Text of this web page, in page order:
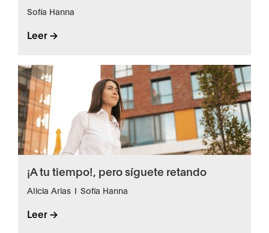
Sofía Hanna
Leer ->
¡A tu tiempo!, pero síguete retando
Alicia Arias I Sofía Hanna
Leer ->